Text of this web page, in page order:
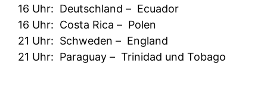
16 Uhr: Deutschland – Ecuador
16 Uhr: Costa Rica – Polen
21 Uhr: Schweden – England
21 Uhr: Paraguay – Trinidad und Tobago